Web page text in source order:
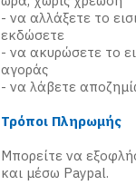
- να αλλάξετε το
εκδώσετε
- να ακυρώσετε το
αγοράς
- να λάβετε
Τρόποι Πληρωμής
Μπορείτε να
και μέσω Paypal.